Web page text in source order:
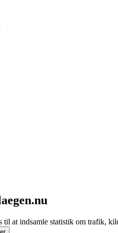
at indsamle statistik om trafik,